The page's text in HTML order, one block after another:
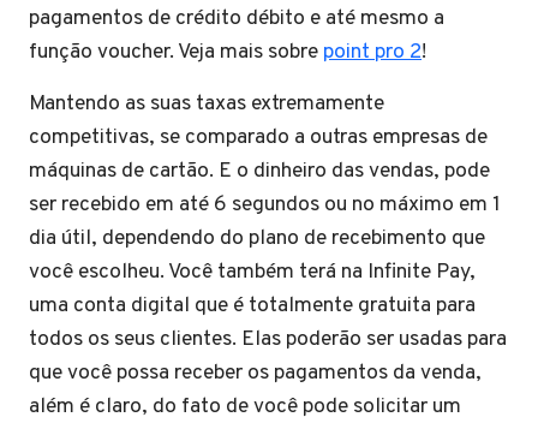
pagamentos de crédito débito e até mesmo a
função voucher. Veja mais sobre point pro 2!
Mantendo as suas taxas extremamente
competitivas, se comparado a outras empresas de
máquinas de cartão. E o dinheiro das vendas, pode
ser recebido em até 6 segundos ou no máximo em 1
dia útil, dependendo do plano de recebimento que
você escolheu. Você também terá na Infinite Pay,
uma conta digital que é totalmente gratuita para
todos os seus clientes. Elas poderão ser usadas para
que você possa receber os pagamentos da venda,
além é claro, do fato de você pode solicitar um